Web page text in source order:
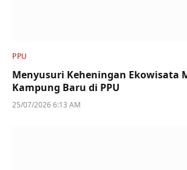
PPU
Menyusuri Keheningan Ekowisata
Kampung Baru di PPU
25/07/2026 6:13 AM